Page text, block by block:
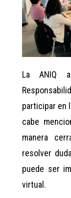
La ANIQ
participar en
cabe
manera
resolver
puede ser
virtual.